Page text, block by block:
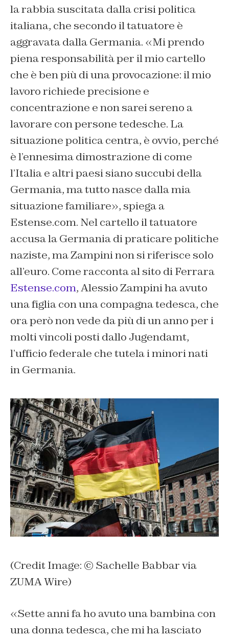
la rabbia suscitata dalla crisi politica
italiana, che secondo il tatuatore è
aggravata dalla Germania. «Mi prendo
piena responsabilità per il mio cartello
che è ben più di una provocazione: il mio
lavoro richiede precisione e
concentrazione e non sarei sereno a
lavorare con persone tedesche. La
situazione politica centra, è ovvio, perché
è l’ennesima dimostrazione di come
l’Italia e altri paesi siano succubi della
Germania, ma tutto nasce dalla mia
situazione familiare», spiega a
Estense.com. Nel cartello il tatuatore
accusa la Germania di praticare politiche
naziste, ma Zampini non si riferisce solo
all’euro. Come racconta al sito di Ferrara
Estense.com, Alessio Zampini ha avuto
una figlia con una compagna tedesca, che
ora però non vede da più di un anno per i
molti vincoli posti dallo Jugendamt,
l’ufficio federale che tutela i minori nati
in Germania.
(Credit Image: © Sachelle Babbar via
ZUMA Wire)
«Sette anni fa ho avuto una bambina con
una donna tedesca, che mi ha lasciato